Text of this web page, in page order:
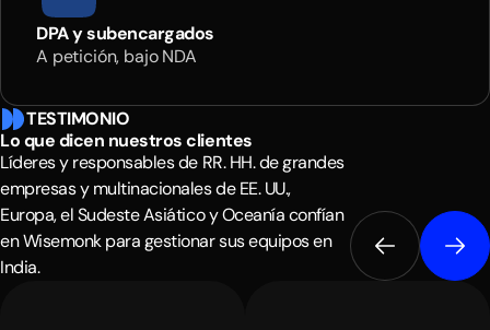
DPA y subencargados
A petición, bajo NDA
TESTIMONIO
Lo que dicen nuestrosclientes
Líderes y responsables de RR. HH. de grandes
empresas y multinacionales de EE. UU.,
Europa, el Sudeste Asiático y Oceanía confían
en Wisemonk para gestionar sus equipos en
India.